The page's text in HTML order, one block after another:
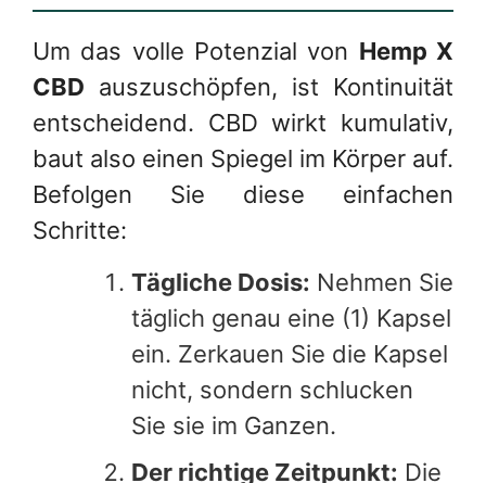
Um das volle Potenzial von Hemp X
CBD auszuschöpfen, ist Kontinuität
entscheidend. CBD wirkt kumulativ,
baut also einen Spiegel im Körper auf.
Befolgen Sie diese einfachen
Schritte:
Tägliche Dosis: Nehmen Sie
täglich genau eine (1) Kapsel
ein. Zerkauen Sie die Kapsel
nicht, sondern schlucken
Sie sie im Ganzen.
Der richtige Zeitpunkt: Die